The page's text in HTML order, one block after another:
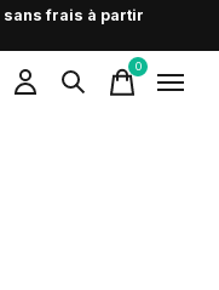
sans frais à partir
0items